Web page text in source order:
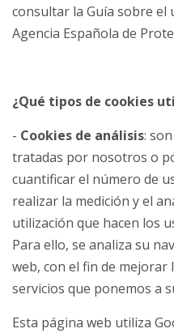
consultar la Guía sobre el
Agencia Española de
¿Qué tipos de cookies
- Cookies de análisis:
tratadas por nosotros o
cuantificar el número de
realizar la medición y el
utilización que hacen los
Para ello, se analiza su
web, con el fin de
servicios que ponemos a
Esta página web utiliza